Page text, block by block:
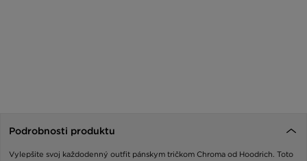
Podrobnosti produktu
Vylepšite svoj každodenný outfit pánskym tričkom Chroma od Hoodrich. Toto